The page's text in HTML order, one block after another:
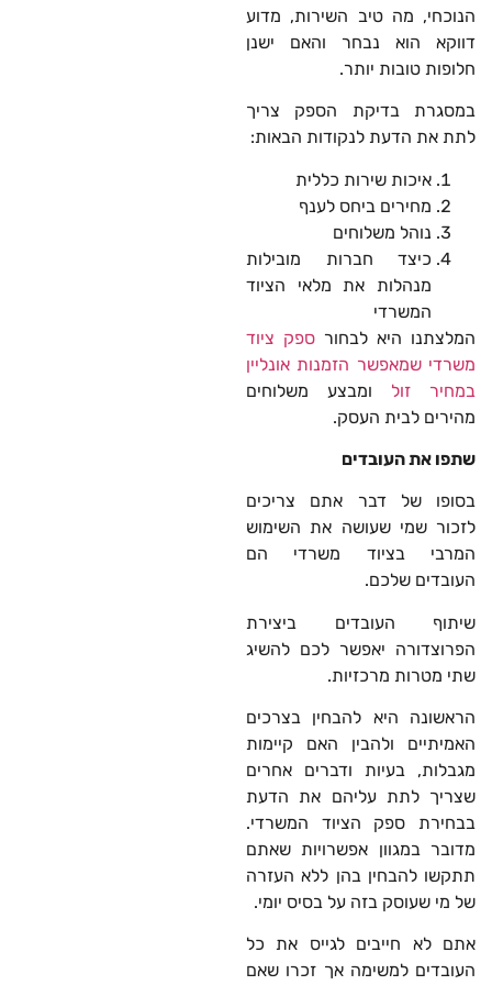
הנוכחי, מה טיב השירות, מדוע
דווקא הוא נבחר והאם ישנן
חלופות טובות יותר.
במסגרת בדיקת הספק צריך
לתת את הדעת לנקודות הבאות:
איכות שירות כללית
מחירים ביחס לענף
נוהל משלוחים
כיצד חברות מובילות
מנהלות את מלאי הציוד
המשרדי
המלצתנו היא לבחור ספק ציוד
משרדי שמאפשר הזמנות אונליין
במחיר זול ומבצע משלוחים
מהירים לבית העסק.
שתפו את העובדים
בסופו של דבר אתם צריכים
לזכור שמי שעושה את השימוש
המרבי בציוד משרדי הם
העובדים שלכם.
שיתוף העובדים ביצירת
הפרוצדורה יאפשר לכם להשיג
שתי מטרות מרכזיות.
הראשונה היא להבחין בצרכים
האמיתיים ולהבין האם קיימות
מגבלות, בעיות ודברים אחרים
שצריך לתת עליהם את הדעת
בבחירת ספק הציוד המשרדי.
מדובר במגוון אפשרויות שאתם
תתקשו להבחין בהן ללא העזרה
של מי שעוסק בזה על בסיס יומי.
אתם לא חייבים לגייס את כל
העובדים למשימה אך זכרו שאם